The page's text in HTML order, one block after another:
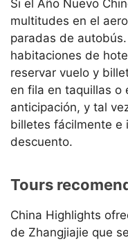
Si el Año Nuevo
multitudes en el
paradas de
habitaciones de
reservar vuelo y
en fila en taquillas o
anticipación, y tal
billetes fácilmente e
descuento.
Tours
China Highlights
de Zhangjiajie que